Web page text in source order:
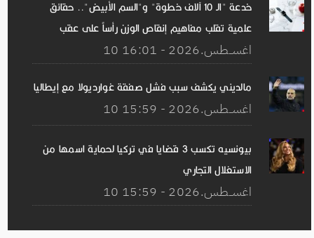
خدعة "الـ 10 آلاف خطوة" و"السم الأبيض".. حقائق
علمية تقلب مفاهيم إنقاص الوزن رأساً على عقب
10 اغســطس.2026 - 16:01
مالديني يكشف سبب فشل صفقة غوارديولا مع إيطاليا
10 اغســطس.2026 - 15:59
بيونسيه تكسب 3 قضايا في تركيا لحماية اسمها من
الاستغلال التجاري
10 اغســطس.2026 - 15:59